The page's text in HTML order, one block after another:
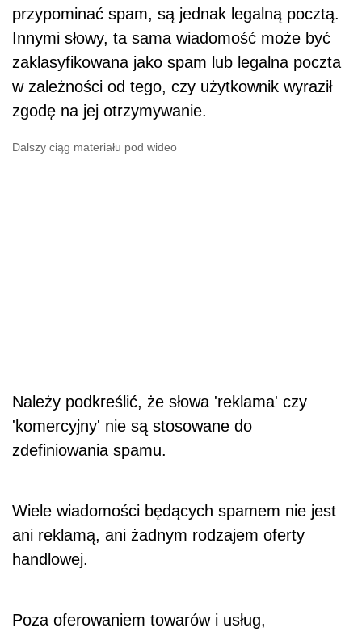
przypominać spam, są jednak legalną pocztą.
Innymi słowy, ta sama wiadomość może być
zaklasyfikowana jako spam lub legalna poczta
w zależności od tego, czy użytkownik wyraził
zgodę na jej otrzymywanie.
Dalszy ciąg materiału pod wideo
Należy podkreślić, że słowa 'reklama' czy
'komercyjny' nie są stosowane do
zdefiniowania spamu.
Wiele wiadomości będących spamem nie jest
ani reklamą, ani żadnym rodzajem oferty
handlowej.
Poza oferowaniem towarów i usług,